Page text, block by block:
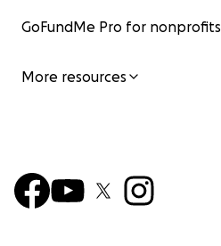
GoFundMe Pro for nonprofits
More resources